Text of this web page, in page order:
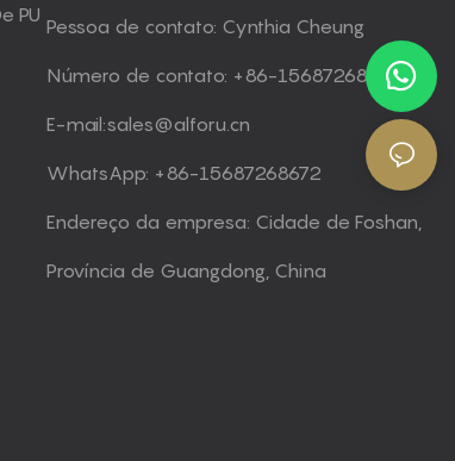
PU Pessoa de contato: Cynthia Cheung
Número de contato: +86-15687268672
E-mail:sales@alforu.cn
WhatsApp: +86-15687268672
Endereço da empresa: Cidade de Foshan,
Província de Guangdong, China